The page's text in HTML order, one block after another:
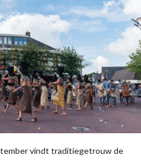
vindt traditiegetrouw de